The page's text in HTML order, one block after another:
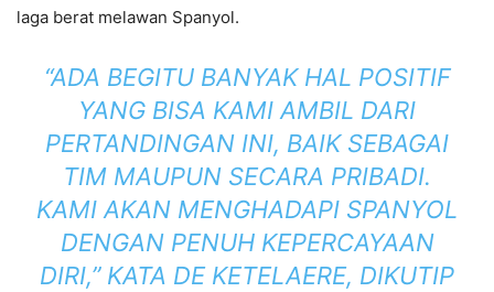
laga berat melawan Spanyol.
“ADA BEGITU BANYAK HAL POSITIF
YANG BISA KAMI AMBIL DARI
PERTANDINGAN INI, BAIK SEBAGAI
TIM MAUPUN SECARA PRIBADI.
KAMI AKAN MENGHADAPI SPANYOL
DENGAN PENUH KEPERCAYAAN
DIRI,” KATA DE KETELAERE, DIKUTIP